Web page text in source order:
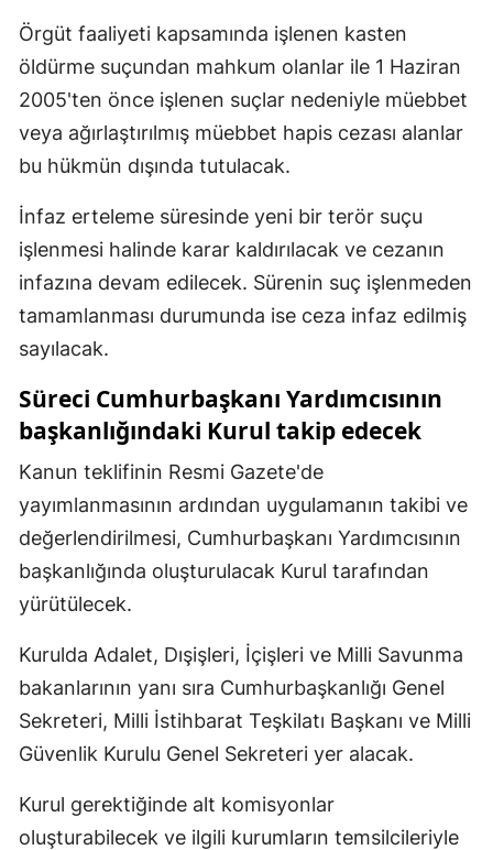
Örgüt faaliyeti kapsamında işlenen kasten
öldürme suçundan mahkum olanlar ile 1 Haziran
2005'ten önce işlenen suçlar nedeniyle müebbet
veya ağırlaştırılmış müebbet hapis cezası alanlar
bu hükmün dışında tutulacak.
İnfaz erteleme süresinde yeni bir terör suçu
işlenmesi halinde karar kaldırılacak ve cezanın
infazına devam edilecek. Sürenin suç işlenmeden
tamamlanması durumunda ise ceza infaz edilmiş
sayılacak.
Süreci Cumhurbaşkanı Yardımcısının
başkanlığındaki Kurul takip edecek
Kanun teklifinin Resmi Gazete'de
yayımlanmasının ardından uygulamanın takibi ve
değerlendirilmesi, Cumhurbaşkanı Yardımcısının
başkanlığında oluşturulacak Kurul tarafından
yürütülecek.
Kurulda Adalet, Dışişleri, İçişleri ve Milli Savunma
bakanlarının yanı sıra Cumhurbaşkanlığı Genel
Sekreteri, Milli İstihbarat Teşkilatı Başkanı ve Milli
Güvenlik Kurulu Genel Sekreteri yer alacak.
Kurul gerektiğinde alt komisyonlar
oluşturabilecek ve ilgili kurumların temsilcileriyle